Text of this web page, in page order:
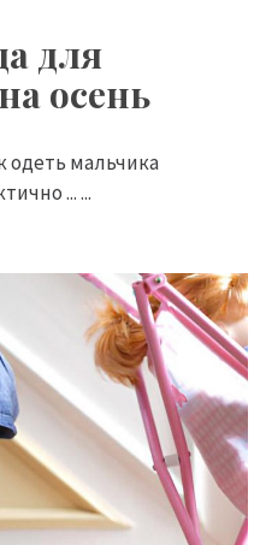
для
осень
одеть мальчика
... ...